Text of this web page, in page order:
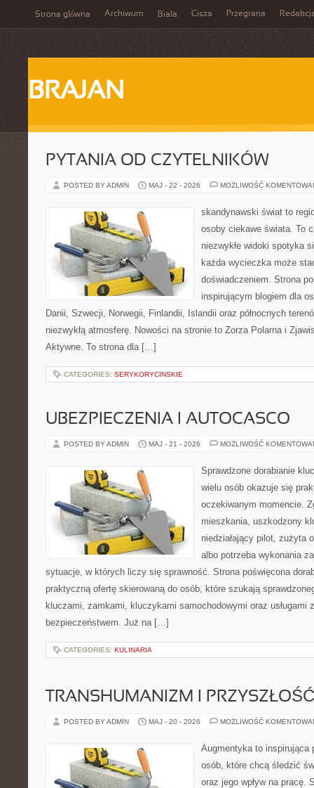
Strona główna Archiwum Biała Cisza Przegrana
BRAJAN
PYTANIA OD CZYTELNIKÓW
POSTED BY ADMIN MAJ - 22 - 2026 MOŻLIWOŚĆ
skandynawski świat to
osoby ciekawe świata. To
niezwykłe widoki spotyka
każda wycieczka może
doświadczeniem. Strona
inspirującym blogiem dla
Danii, Szwecji, Norwegii, Finlandii, Islandii oraz północnych
niezwykłą atmosferę. Nowości na stronie to Zorza Polarna i
Aktywne. To strona dla […]
CATEGORIES: SERYKORYCINSKIE
UBEZPIECZENIA I AUTOCASCO
POSTED BY ADMIN MAJ - 21 - 2026 MOŻLIWOŚĆ
Sprawdzone dorabianie
wielu osób okazuje się
oczekiwanym momencie.
mieszkania, uszkodzony
niedziałający pilot, zużyta
albo potrzeba wykonania
sytuacje, w których liczy się sprawność. Strona poświęcona
praktyczną ofertę skierowaną do osób, które szukają
kluczami, zamkami, kluczykami samochodowymi oraz usługami
bezpieczeństwem. Już na […]
CATEGORIES: KULINARIA
TRANSHUMANIZM I
POSTED BY ADMIN MAJ - 20 - 2026 MOŻLIWOŚĆ
Augmentyka to inspirująca
osób, które chcą śledzić
oraz jego wpływ na pracę.